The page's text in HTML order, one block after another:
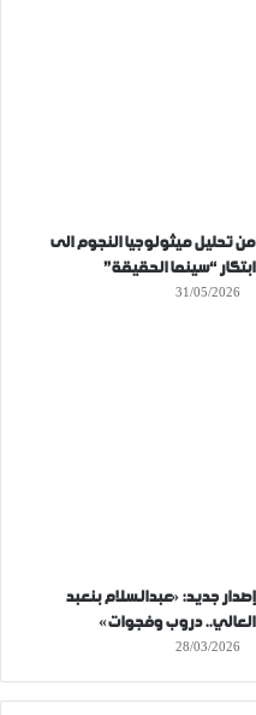
من تحليل ميثولوجيا النجوم الى
ابتكار “سينما الحقيقة”
31/05/2026
إصدار جديد: «عبدالسلام بنعبد
العالي.. دروب وفجوات»
28/03/2026